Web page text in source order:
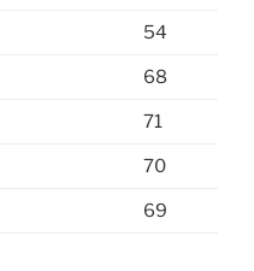
54
68
71
70
69